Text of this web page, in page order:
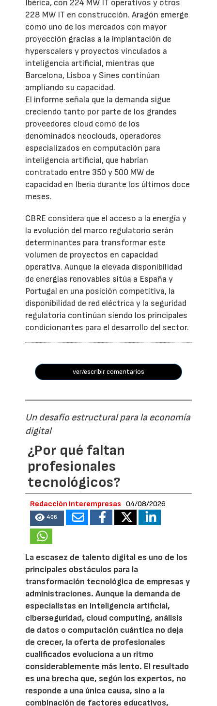
Ibérica, con 224 MW IT operativos y otros
228 MW IT en construcción. Aragón emerge
como uno de los mercados con mayor
proyección gracias a la implantación de
hyperscalers y proyectos vinculados a
inteligencia artificial, mientras que
Barcelona, Lisboa y Sines continúan
ampliando su capacidad.
El informe señala que la demanda sigue
creciendo tanto por parte de los grandes
proveedores cloud como de los
denominados neoclouds, operadores
especializados en computación para
inteligencia artificial, que habrían
contratado entre 350 y 500 MW de
capacidad en Iberia durante los últimos doce
meses.
CBRE considera que el acceso a la energía y
la evolución del marco regulatorio serán
determinantes para transformar este
volumen de proyectos en capacidad
operativa. Aunque la elevada disponibilidad
de energías renovables sitúa a España y
Portugal en una posición competitiva, la
disponibilidad de red eléctrica y la seguridad
regulatoria continúan siendo los principales
condicionantes para el desarrollo del sector.
ver/escribir comentarios
Un desafío estructural para la economía
digital
¿Por qué faltan
profesionales
tecnológicos?
Redacción Interempresas 04/08/2026
406
La escasez de talento digital es uno de los
principales obstáculos para la
transformación tecnológica de empresas y
administraciones. Aunque la demanda de
especialistas en inteligencia artificial,
ciberseguridad, cloud computing, análisis
de datos o computación cuántica no deja
de crecer, la oferta de profesionales
cualificados evoluciona a un ritmo
considerablemente más lento. El resultado
es una brecha que, según los expertos, no
responde a una única causa, sino a la
combinación de factores educativos,